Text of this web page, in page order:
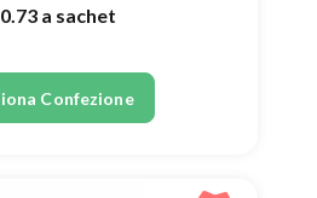
a sachet
Confezione